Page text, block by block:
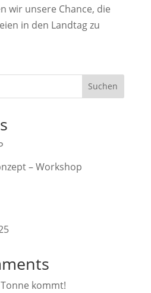
wir unsere Chance, die
in den Landtag zu
Suchen
– Workshop
kommt!